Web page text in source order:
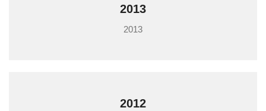
2013
2013
2012